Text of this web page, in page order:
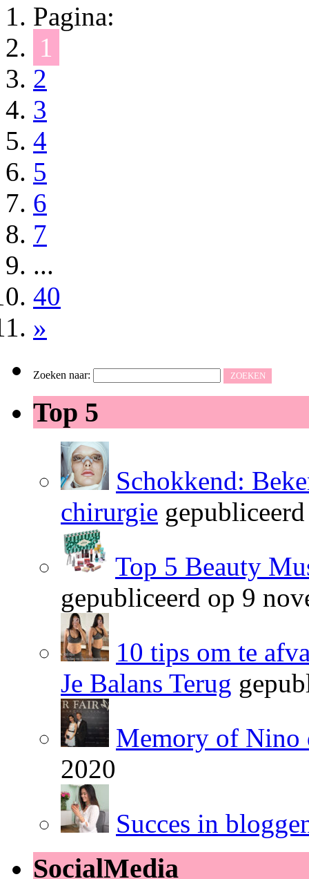
Pagina:
1
2
3
4
5
6
7
...
40
»
Zoeken naar:
Top 5
Schokkend:
chirurgie
Top 5 Beauty
gepubliceerd op 9
10 tips om te
Je Balans Terug
Memory of Nino
2020
Succes in
SocialMedia